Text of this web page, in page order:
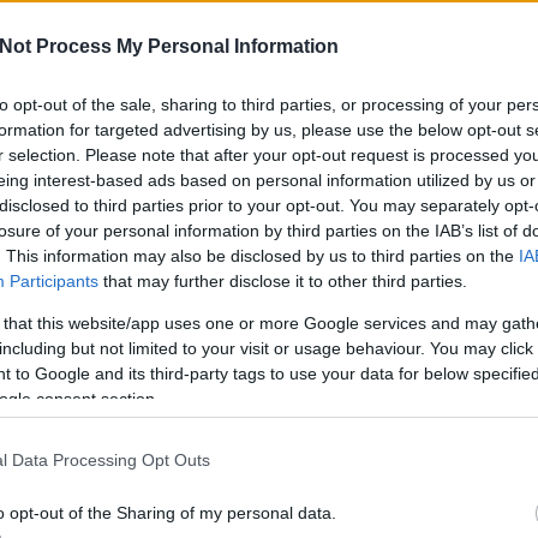
Process My Personal Information
opt-out of the sale, sharing to third parties, or processing of your
for targeted advertising by us, please use the below opt-out
selection. Please note that after your opt-out request is processed
interest-based ads based on personal information utilized by us
to third parties prior to your opt-out. You may separately
of your personal information by third parties on the IAB’s list of
This information may also be disclosed by us to third parties on the
Participants that may further disclose it to other third parties.
that this website/app uses one or more Google services and may
but not limited to your visit or usage behaviour. You may
to Google and its third-party tags to use your data for below
consent section.
Data Processing Opt Outs
opt-out of the Sharing of my personal data.
a Lux Hungária Kft. vezetése úgy
védelmében az ügyfelek
láthatólag 2020.április 1-ig
mesélek nektek majd. Tegnap 70+os
önkéntes karanténban ülök
őket a Lux Magyarország
a VÍRUSJÁRVÁNY IDEJÉRE
HELYBEN. NÁLUK.
félelemkeltő és nagyon tolakodó volt.
is hívták már! Az is kiderült
NE JÖJJENEK és tegnap várta, hogy
LAKÁSBA, és ott majd kávéztatja
és elad 4-5-600 ezer forintért utoljára
idősnek. Közben pedig gond nélkül
Ha
van
A
Ha